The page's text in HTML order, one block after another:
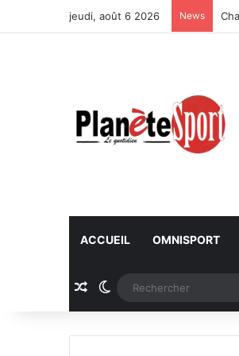
jeudi, août 6 2026 News
ACCUEIL OMNISPORT
Article Aléatoire
Switch skin